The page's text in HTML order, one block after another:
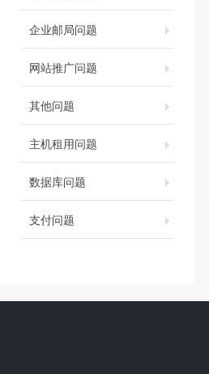
企业邮局问题
网站推广问题
其他问题
主机租用问题
数据库问题
支付问题